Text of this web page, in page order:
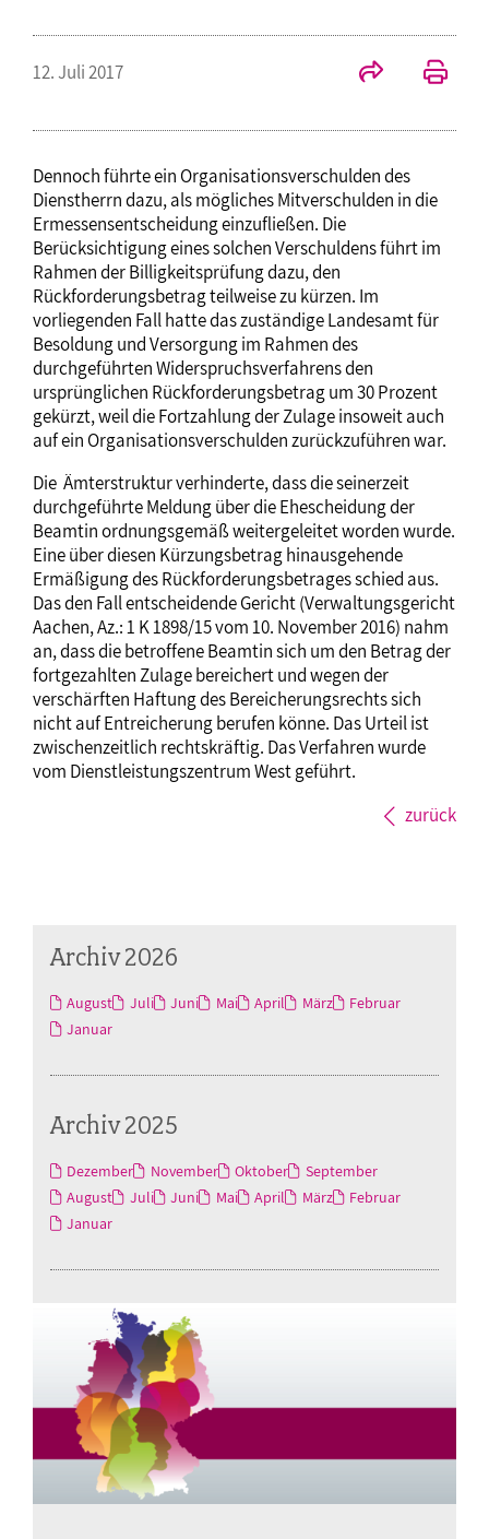
12. Juli 2017
Dennoch führte ein Organisationsverschulden des
Dienstherrn dazu, als mögliches Mitverschulden in die
Ermessensentscheidung einzufließen. Die
Berücksichtigung eines solchen Verschuldens führt im
Rahmen der Billigkeitsprüfung dazu, den
Rückforderungsbetrag teilweise zu kürzen. Im
vorliegenden Fall hatte das zuständige Landesamt für
Besoldung und Versorgung im Rahmen des
durchgeführten Widerspruchsverfahrens den
ursprünglichen Rückforderungsbetrag um 30 Prozent
gekürzt, weil die Fortzahlung der Zulage insoweit auch
auf ein Organisationsverschulden zurückzuführen war.
Die Ämterstruktur verhinderte, dass die seinerzeit
durchgeführte Meldung über die Ehescheidung der
Beamtin ordnungsgemäß weitergeleitet worden wurde.
Eine über diesen Kürzungsbetrag hinausgehende
Ermäßigung des Rückforderungsbetrages schied aus.
Das den Fall entscheidende Gericht (Verwaltungsgericht
Aachen, Az.: 1 K 1898/15 vom 10. November 2016) nahm
an, dass die betroffene Beamtin sich um den Betrag der
fortgezahlten Zulage bereichert und wegen der
verschärften Haftung des Bereicherungsrechts sich
nicht auf Entreicherung berufen könne. Das Urteil ist
zwischenzeitlich rechtskräftig. Das Verfahren wurde
vom Dienstleistungszentrum West geführt.
zurück
Archiv 2026
August Juli Juni Mai April März
Februar
Januar
Archiv 2025
Dezember November Oktober
September
August
Juli Juni Mai April März
Februar
Januar